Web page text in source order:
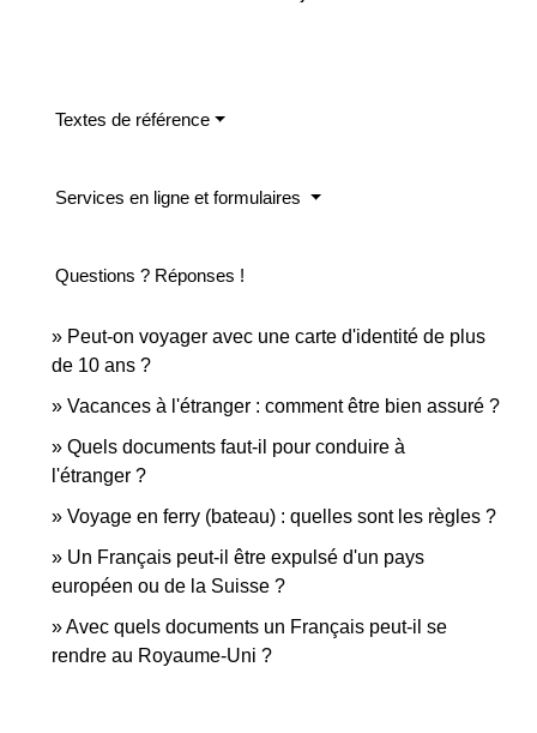
Textes de référence
Services en ligne et formulaires
Questions ? Réponses !
Peut-on voyager avec une carte d'identité de plus
de 10 ans ?
Vacances à l'étranger : comment être bien assuré ?
Quels documents faut-il pour conduire à
l'étranger ?
Voyage en ferry (bateau) : quelles sont les règles ?
Un Français peut-il être expulsé d'un pays
européen ou de la Suisse ?
Avec quels documents un Français peut-il se
rendre au Royaume-Uni ?